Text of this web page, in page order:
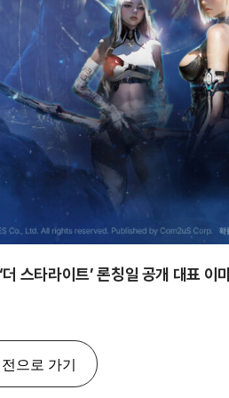
스타라이트’론칭일 공개 대표 이
으로 가기